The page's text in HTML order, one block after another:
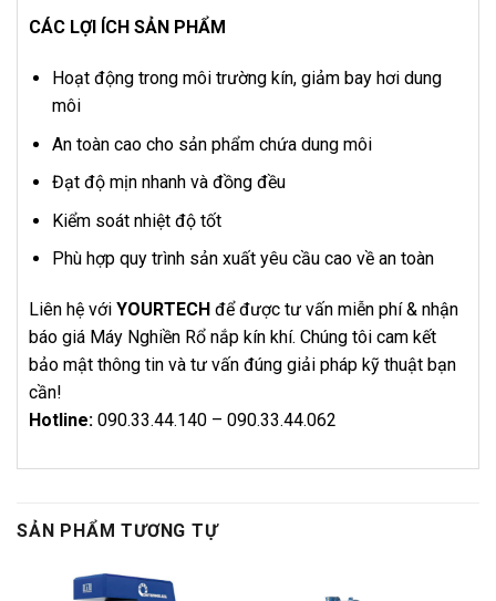
CÁC LỢI ÍCH SẢN PHẨM
Hoạt động trong môi trường kín, giảm bay hơi dung
môi
An toàn cao cho sản phẩm chứa dung môi
Đạt độ mịn nhanh và đồng đều
Kiểm soát nhiệt độ tốt
Phù hợp quy trình sản xuất yêu cầu cao về an toàn
Liên hệ với YOURTECH để được tư vấn miễn phí & nhận
báo giá Máy Nghiền Rổ nắp kín khí. Chúng tôi cam kết
bảo mật thông tin và tư vấn đúng giải pháp kỹ thuật bạn
cần!
Hotline: 090.33.44.140 – 090.33.44.062
SẢN PHẨM TƯƠNG TỰ